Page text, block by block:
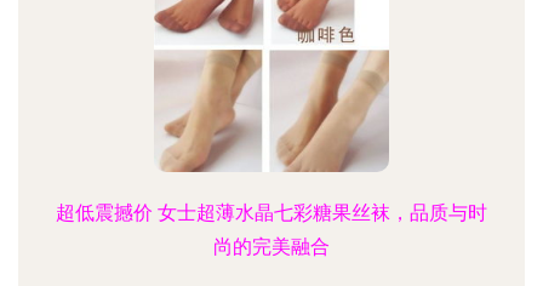
超低震撼价 女士超薄水晶七彩糖果丝袜，品质与时
尚的完美融合